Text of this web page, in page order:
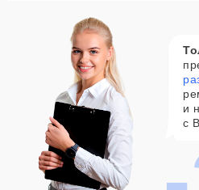
бесплатная диагностика
ремонта устройства.
Как проходит ремонт
Пошаговый процесс
Чтобы обеспечить безупречный
выверенному алгоритму. Ниже —
работы:
и
с